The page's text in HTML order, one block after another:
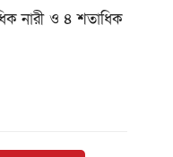
নারী ও ৪ শতাধিক